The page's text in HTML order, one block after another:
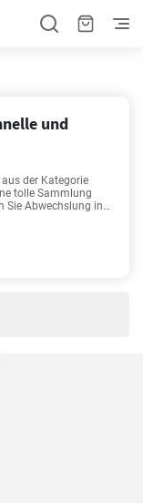
und
aus der Kategorie
tolle Sammlung
Sie Abwechslung in
Rezepte wie
mit